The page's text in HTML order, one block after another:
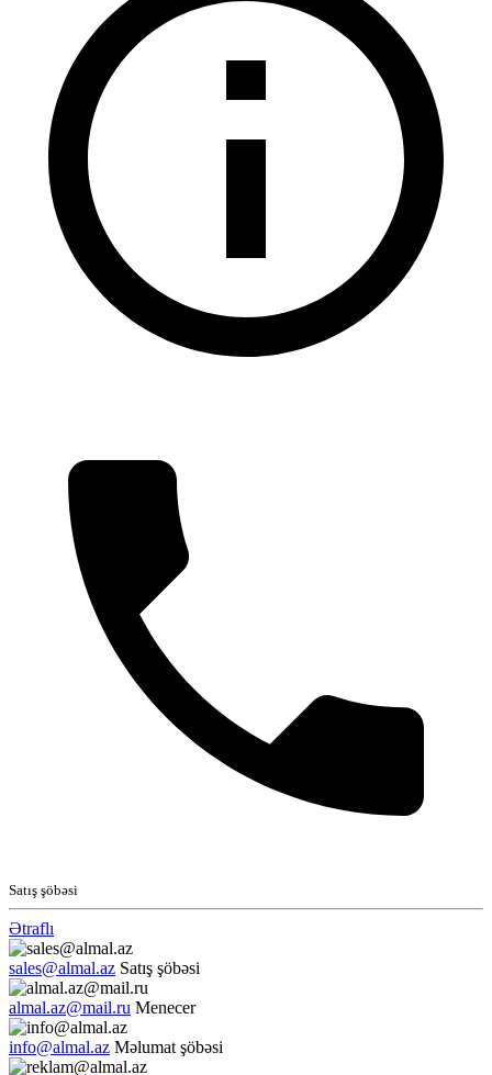
Satış şöbəsi
Ətraflı
sales@almal.az Satış şöbəsi
almal.az@mail.ru Menecer
info@almal.az Məlumat şöbəsi